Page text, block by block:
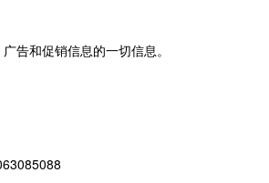
告和促销信息的一切信息。